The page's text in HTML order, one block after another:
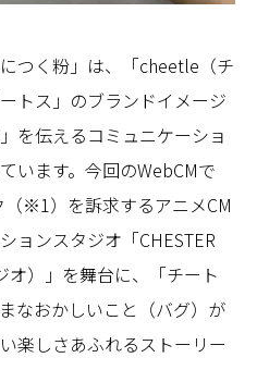
つく粉」は、「cheetle（チ
トス」のブランドイメージ
を伝えるコミュニケーショ
います。今回のWebCMで
※1）を訴求するアニメCM
ョンスタジオ「CHESTER
オ）」を舞台に、「チート
なおかしいこと（バグ）が
楽しさあふれるストーリー